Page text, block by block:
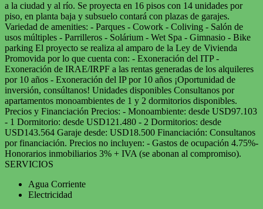
a la ciudad y al río. Se proyecta en 16 pisos con 14 unidades por
piso, en planta baja y subsuelo contará con plazas de garajes.
Variedad de amenities: - Parques - Cowork - Coliving - Salón de
usos múltiples - Parrilleros - Solárium - Wet Spa - Gimnasio - Bike
parking El proyecto se realiza al amparo de la Ley de Vivienda
Promovida por lo que cuenta con: - Exoneración del ITP -
Exoneración de IRAE/IRPF a las rentas generadas de los alquileres
por 10 años - Exoneración del IP por 10 años ¡Oportunidad de
inversión, consúltanos! Unidades disponibles Consultanos por
apartamentos monoambientes de 1 y 2 dormitorios disponibles.
Precios y Financiación Precios: - Monoambiente: desde USD97.103
- 1 Dormitorio: desde USD121.480 - 2 Dormitorios: desde
USD143.564 Garaje desde: USD18.500 Financiación: Consultanos
por financiación. Precios no incluyen: - Gastos de ocupación 4.75%-
Honorarios inmobiliarios 3% + IVA (se abonan al compromiso).
SERVICIOS
Agua Corriente
Electricidad